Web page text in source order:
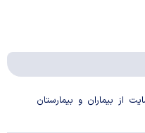
از بیماران و بیمارستان